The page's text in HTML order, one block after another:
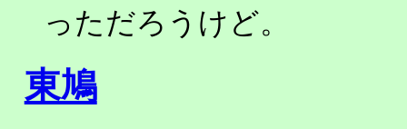
っただろうけど。
東鳩